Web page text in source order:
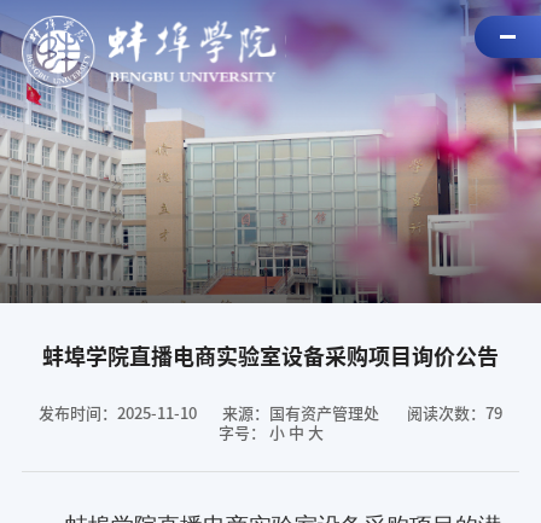
蚌埠学院直播电商实验室设备采购项目询价公告
发布时间：2025-11-10 来源：国有资产管理处 阅读次数：79
字号： 小 中 大